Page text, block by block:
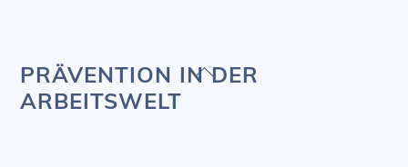
Back
PRÄVENTION IN DER
ARBEITSWELT